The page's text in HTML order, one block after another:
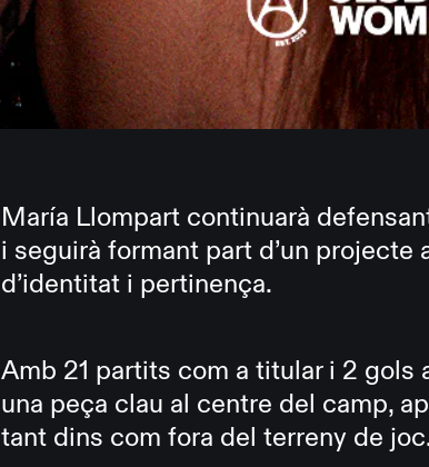
María Llompart continuarà
i seguirà formant part d’un
d’identitat i pertinença.
Amb 21 partits com a titular i 2 gols
una peça clau al centre del camp,
tant dins com fora del terreny de